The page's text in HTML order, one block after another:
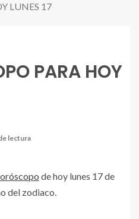
LUNES 17
PARA HOY
lectura
de hoy lunes 17 de
del zodiaco.